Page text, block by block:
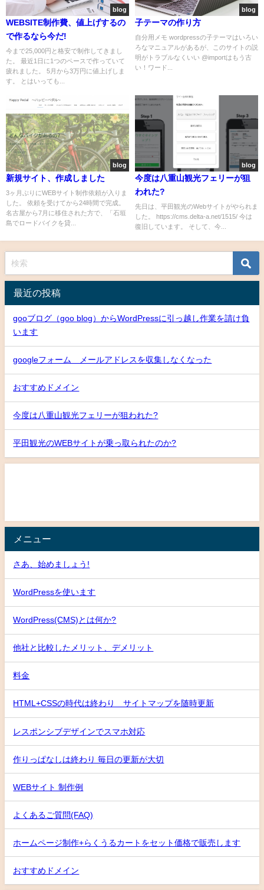
blog
WEBSITE制作費、値上げするの
で作るなら今だ!
今まで25,000円と格安で制作してきまし
た。 最近1日に1つのペースで作っていて
疲れました。 5月から3万円に値上げしま
す。 とはいっても...
blog
子テーマの作り方
自分用メモ wordpressの子テーマはいろい
ろなマニュアルがあるが、このサイトの説
明がトラブルなくいい @importはもう古
い！ワード...
blog
新規サイト、作成しました
3ヶ月ぶりにWEBサイト制作依頼が入りま
した。 依頼を受けてから24時間で完成。
名古屋から7月に移住された方で、「石垣
島でロードバイクを貸...
blog
今度は八重山観光フェリーが狙
われた?
先日は、平田観光のWebサイトがやられま
した。 https://cms.delta-a.net/1515/ 今は
復旧しています。 そして、今...
最近の投稿
gooブログ（goo blog）からWordPressに引っ越し作業を請け負
います
googleフォーム メールアドレスを収集しなくなった
おすすめドメイン
今度は八重山観光フェリーが狙われた?
平田観光のWEBサイトが乗っ取られたのか?
メニュー
さあ、始めましょう!
WordPressを使います
WordPress(CMS)とは何か?
他社と比較したメリット、デメリット
料金
HTML+CSSの時代は終わり サイトマップを随時更新
レスポンシブデザインでスマホ対応
作りっぱなしは終わり 毎日の更新が大切
WEBサイト 制作例
よくあるご質問(FAQ)
ホームページ制作+らくうるカートをセット価格で販売します
おすすめドメイン